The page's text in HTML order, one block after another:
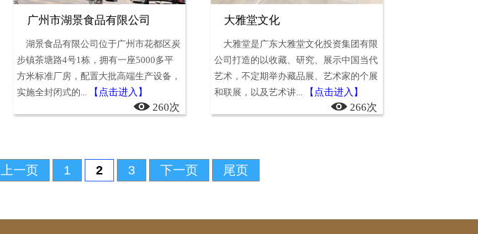
广州市湖景食品有限公司
湖景食品有限公司位于广州市花都区炭
步镇茶塘路4号1栋，拥有一座5000多平
方米标准厂房，配置大批高端生产设备，
实施全封闭式的...
【点击进入】
260次
大雅堂文化
大雅堂是广东大雅堂文化投资集团有限
公司打造的以收藏、研究、展示中国当代
艺术，不定期举办藏品展、艺术家的个展
和联展，以及艺术讲...
【点击进入】
266次
上一页 1 2 3 下一页 尾页